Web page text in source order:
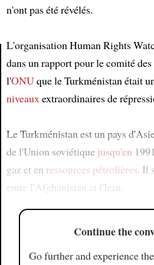
Article
n'ont pas été révélés.
L'organisation Human Rights
dans un rapport pour le comité
l'ONUque le Turkménistan était
niveauxextraordinaires de
Le Turkménistan est un pays
de l'Union soviétique jusqu'en
gaz et en ressources pétrolières. Il
entre l'Afghanistan et l'Iran.
Continue the
Go further and experience